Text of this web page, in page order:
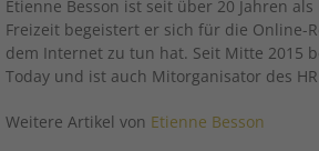
Etienne Besson ist seit über 20 Jahren
Freizeit begeistert er sich für die Online-
dem Internet zu tun hat. Seit Mitte 2015
Today und ist auch Mitorganisator des
Weitere Artikel von Etienne Besson